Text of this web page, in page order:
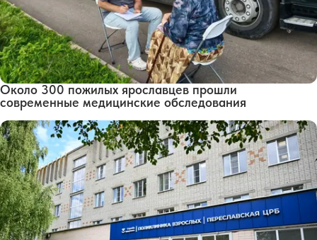
Около 300 пожилых ярославцев прошли
современные медицинские обследования